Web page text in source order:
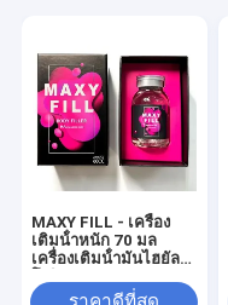
MAXY FILL - เครื่อง
เติมน้ําหนัก 70 มล
เครื่องเติมน้ํามันไฮยัล